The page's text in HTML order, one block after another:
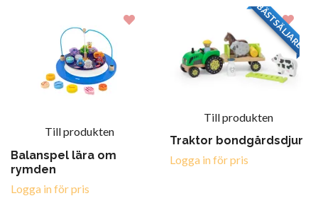
Till produkten
Balanspel lära om
rymden
Logga in för pris
BÄSTSÄLJARE
Till produkten
Traktor bondgårdsdjur
Logga in för pris